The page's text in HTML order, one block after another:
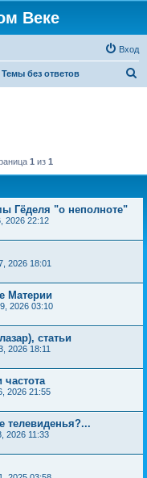
Веке
Вход
Темы без ответов
1 из 1
Гёделя "о неполноте"
2026 22:12
2026 18:01
Материи
2026 03:10
статьи
2026 18:11
частота
2026 21:55
телевиденья?...
2026 11:33